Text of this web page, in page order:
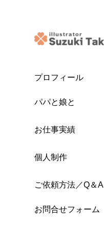
プロフィール
パパと娘と
お仕事実績
個人制作
ご依頼方法／Q＆A
お問合せフォーム